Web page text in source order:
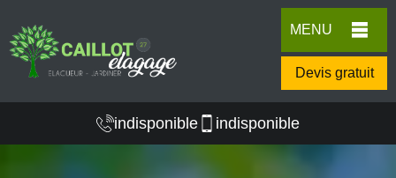
MENU
Devis gratuit
indisponible indisponible